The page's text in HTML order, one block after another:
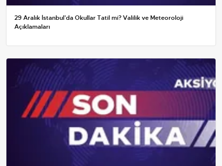
29 Aralık İstanbul'da Okullar Tatil mi? Valilik ve Meteoroloji
Açıklamaları